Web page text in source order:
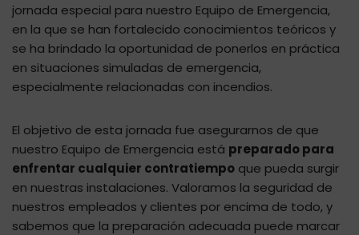
jornada especial para nuestro Equipo de Emergencia,
en la que se han fortalecido conocimientos teóricos y
se ha brindado la oportunidad de ponerlos en práctica
en situaciones simuladas de emergencia,
especialmente relacionadas con incendios.
El objetivo de esta jornada fue asegurarnos de que
nuestro Equipo de Emergencia está preparado para
enfrentar cualquier contratiempo que pueda surgir
en nuestras instalaciones. Valoramos la seguridad de
nuestros empleados y clientes por encima de todo, y
sabemos que la preparación adecuada puede marcar